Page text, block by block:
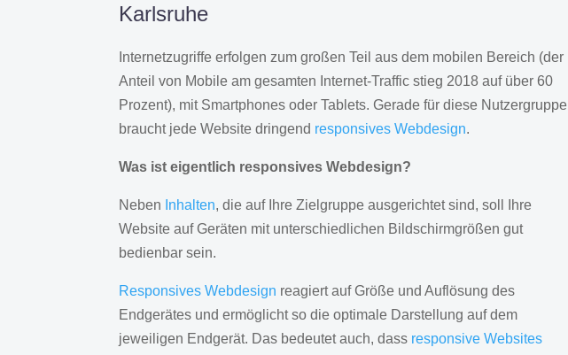
Karlsruhe
Internetzugriffe erfolgen zum großen Teil aus dem mobilen Bereich (der
Anteil von Mobile am gesamten Internet-Traffic stieg 2018 auf über 60
Prozent), mit Smartphones oder Tablets. Gerade für diese Nutzergruppe
braucht jede Website dringend responsives Webdesign.
Was ist eigentlich responsives Webdesign?
Neben Inhalten, die auf Ihre Zielgruppe ausgerichtet sind, soll Ihre
Website auf Geräten mit unterschiedlichen Bildschirmgrößen gut
bedienbar sein.
Responsives Webdesign reagiert auf Größe und Auflösung des
Endgerätes und ermöglicht so die optimale Darstellung auf dem
jeweiligen Endgerät. Das bedeutet auch, dass responsive Websites